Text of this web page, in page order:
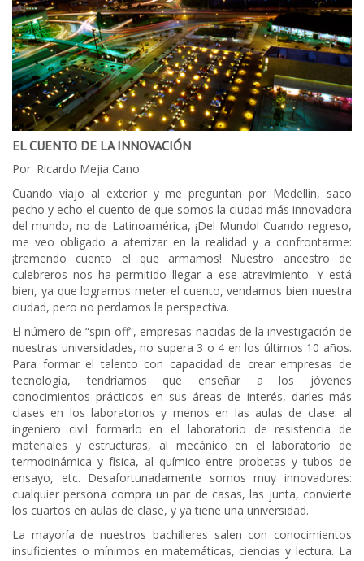
EL CUENTO DE LA INNOVACIÓN
Por: Ricardo Mejia Cano.
Cuando viajo al exterior y me preguntan por Medellín, saco
pecho y echo el cuento de que somos la ciudad más innovadora
del mundo, no de Latinoamérica, ¡Del Mundo! Cuando regreso,
me veo obligado a aterrizar en la realidad y a confrontarme:
¡tremendo cuento el que armamos! Nuestro ancestro de
culebreros nos ha permitido llegar a ese atrevimiento. Y está
bien, ya que logramos meter el cuento, vendamos bien nuestra
ciudad, pero no perdamos la perspectiva.
El número de “spin-off”, empresas nacidas de la investigación de
nuestras universidades, no supera 3 o 4 en los últimos 10 años.
Para formar el talento con capacidad de crear empresas de
tecnología, tendríamos que enseñar a los jóvenes
conocimientos prácticos en sus áreas de interés, darles más
clases en los laboratorios y menos en las aulas de clase: al
ingeniero civil formarlo en el laboratorio de resistencia de
materiales y estructuras, al mecánico en el laboratorio de
termodinámica y física, al químico entre probetas y tubos de
ensayo, etc. Desafortunadamente somos muy innovadores:
cualquier persona compra un par de casas, las junta, convierte
los cuartos en aulas de clase, y ya tiene una universidad.
La mayoría de nuestros bachilleres salen con conocimientos
insuficientes o mínimos en matemáticas, ciencias y lectura. La